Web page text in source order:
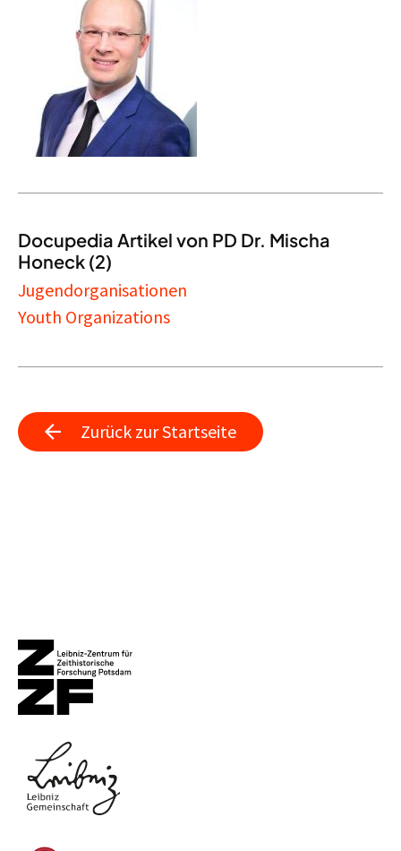
Docupedia Artikel von PD Dr. Mischa
Honeck (2)
Jugendorganisationen
Youth Organizations
Zurück zur Startseite